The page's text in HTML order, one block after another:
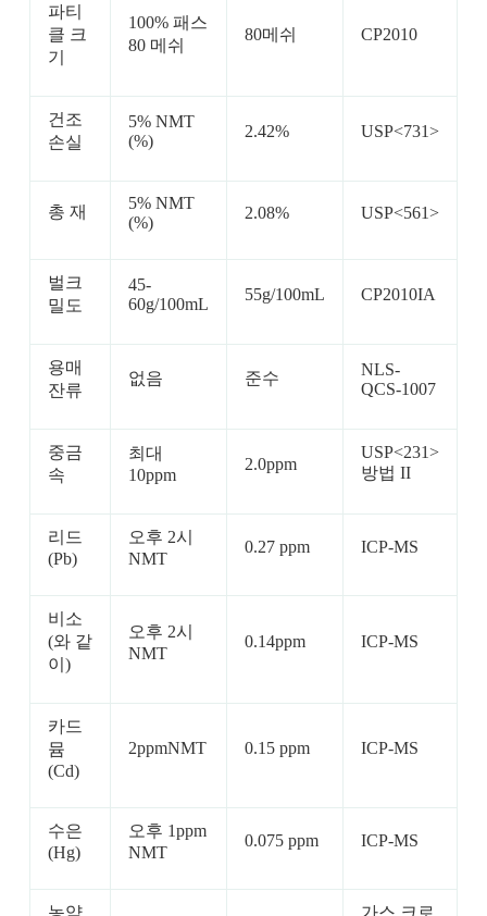
파티
클 크
기
100% 패스
80 메쉬
80메쉬 CP2010
건조
손실
5% NMT
(%)
2.42% USP<731>
총 재
5% NMT
(%)
2.08% USP<561>
벌크
밀도
45-
60g/100mL
55g/100mL CP2010IA
용매
잔류
없음 준수
NLS-
QCS-1007
중금
속
최대
10ppm
2.0ppm
USP<231>
방법 II
리드
(Pb)
오후 2시
NMT
0.27 ppm ICP-MS
비소
(와 같
이)
오후 2시
NMT
0.14ppm ICP-MS
카드
뮴
(Cd)
2ppmNMT 0.15 ppm ICP-MS
수은
(Hg)
오후 1ppm
NMT
0.075 ppm ICP-MS
농약 가스 크로